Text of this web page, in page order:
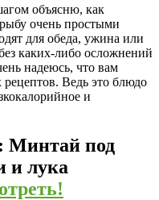
объясню, как
очень простыми
для обеда, ужина или
каких-либо осложнений
надеюсь, что вам
рецептов. Ведь это блюдо
и
Минтай под
и лука